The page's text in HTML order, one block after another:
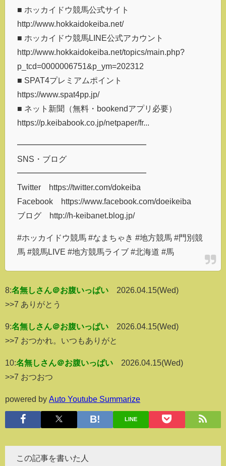
■ ホッカイドウ競馬公式サイト
http://www.hokkaidokeiba.net/
■ ホッカイドウ競馬LINE公式アカウント
http://www.hokkaidokeiba.net/topics/main.php?
p_tcd=0000006751&p_ym=202312
■ SPAT4プレミアムポイント
https://www.spat4pp.jp/
■ ネット新聞（無料・bookendアプリ必要）
https://p.keibabook.co.jp/netpaper/fr...
━━━━━━━━━━━━━━━━
SNS・ブログ
━━━━━━━━━━━━━━━━
Twitter https://twitter.com/dokeiba
Facebook https://www.facebook.com/doeikeiba
ブログ http://h-keibanet.blog.jp/
#ホッカイドウ競馬 #なまちゃき #地方競馬 #門別競
馬 #競馬LIVE #地方競馬ライブ #北海道 #馬
8:名無しさん＠お腹いっぱい
2026.04.15(Wed)
>>7 ありがとう
9:名無しさん＠お腹いっぱい
2026.04.15(Wed)
>>7 おつかれ。いつもありがと
10:名無しさん＠お腹いっぱい
2026.04.15(Wed)
>>7 おつおつ
powered by Auto Youtube Summarize
LINE
この記事を書いた人